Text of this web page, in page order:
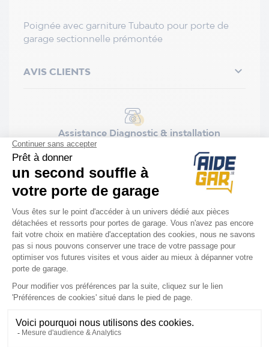
Poignée avec garniture Tubauto pour porte de
garage sectionnelle prémontée
AVIS CLIENTS 
Assistance Diagnostic & installation
Installation rapide et facile
Nous sommes là pour vous
Votre technicien vous guide par téléphone
pour réparer à distance au :